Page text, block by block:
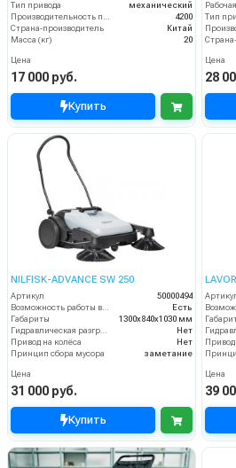
Тип привода
механический
Производительность по площади (м2/ч)
4200
Страна-производитель
Китай
Масса (кг)
20
Цена
17 000 руб.
Купить
Тип
Цена
28
NILFISK-ADVANCE SW 250
Артикул
50000494
Возможность работы внутри помещения
Есть
Габариты
1300х840х1030 мм
Гидравлическая разгрузка
Нет
Привод на колёса
Нет
Принцип сбора мусора
заметание
Цена
31 000 руб.
Купить
Привод
Цена
39